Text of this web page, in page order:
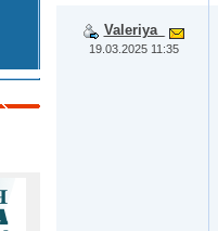
Valeriya_
19.03.2025 11:35